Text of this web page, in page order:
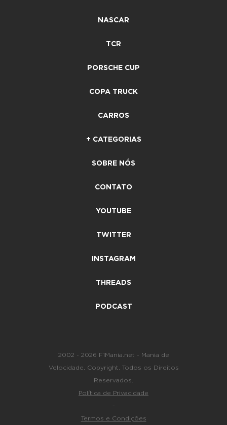
NASCAR
TCR
PORSCHE CUP
COPA TRUCK
CARROS
+ CATEGORIAS
SOBRE NÓS
CONTATO
YOUTUBE
TWITTER
INSTAGRAM
THREADS
PODCAST
2002 - 2026 F1Mania.net - Mania de
Velocidade. Copyright. Todos os Direitos
Reservados.
Política de Privacidade
-
Termos e Condições